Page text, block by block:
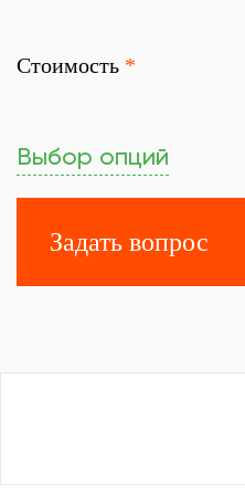
Стоимость *
Выбор опций
Задать вопрос